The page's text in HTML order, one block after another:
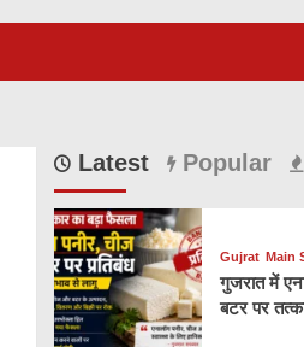
Latest Popular
Gujrat Main
गुजरात में
बटर पर